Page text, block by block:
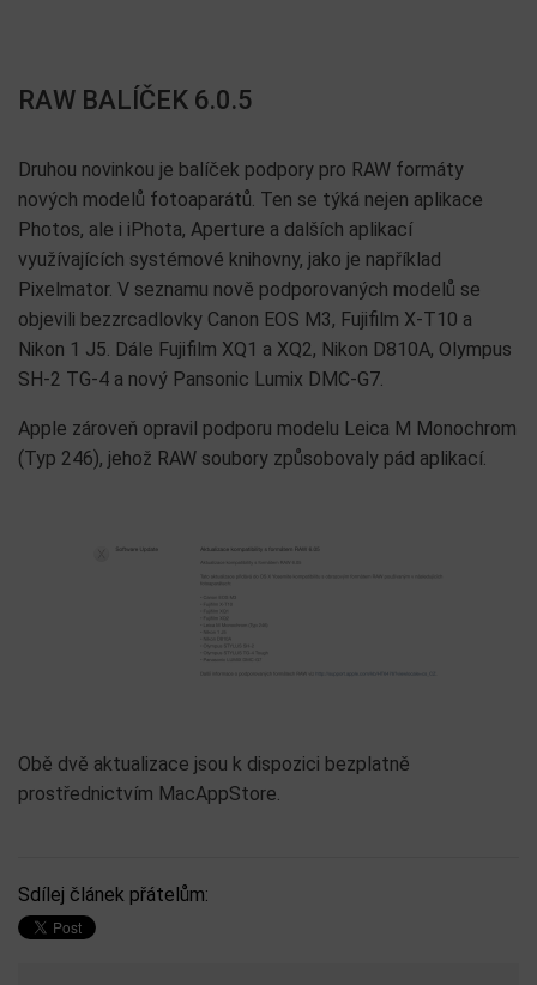
RAW BALÍČEK 6.0.5
Druhou novinkou je balíček podpory pro RAW formáty
nových modelů fotoaparátů. Ten se týká nejen aplikace
Photos, ale i iPhota, Aperture a dalších aplikací
využívajících systémové knihovny, jako je například
Pixelmator. V seznamu nově podporovaných modelů se
objevili bezzrcadlovky Canon EOS M3, Fujifilm X-T10 a
Nikon 1 J5. Dále Fujifilm XQ1 a XQ2, Nikon D810A, Olympus
SH-2 TG-4 a nový Pansonic Lumix DMC-G7.
Apple zároveň opravil podporu modelu Leica M Monochrom
(Typ 246), jehož RAW soubory způsobovaly pád aplikací.
Obě dvě aktualizace jsou k dispozici bezplatně
prostřednictvím MacAppStore.
Sdílej článek přátelům: